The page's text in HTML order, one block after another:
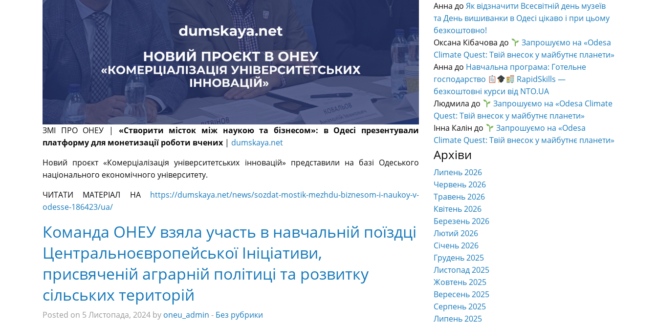
ЗМІ ПРО ОНЕУ | «Створити місток між наукою та бізнесом»: в Одесі презентували
платформу для монетизації роботи вчених | dumskaya.net
Новий проєкт «Комерціалізація університетських інновацій» представили на базі Одеського
національного економічного університету.
ЧИТАТИ МАТЕРІАЛ НА https://dumskaya.net/news/sozdat-mostik-mezhdu-biznesom-i-naukoy-v-
odesse-186423/ua/
Команда ОНЕУ взяла участь в навчальній поїздці
Центральноєвропейської Ініціативи,
присвяченій аграрній політиці та розвитку
сільських територій
Posted on 5 Листопада, 2024 by oneu_admin - Без рубрики
Анна доЯк відзначити Всесвітній день музеїв
та День вишиванки в Одесі цікаво і при цьому
безкоштовно!
Оксана Кібачова до
Запрошуємо на «Odesa
Climate Quest: Твій внесок у майбутнє планети»
Анна до Навчальна програма: Готельне
господарство
RapidSkills —
безкоштовні курси від NTO.UA
Людмила до
Запрошуємо на «Odesa Climate
Quest: Твій внесок у майбутнє планети»
Інна Калін до
Запрошуємо на «Odesa
Climate Quest: Твій внесок у майбутнє планети»
Архіви
Липень 2026
Червень 2026
Травень 2026
Квітень 2026
Березень 2026
Лютий 2026
Січень 2026
Грудень 2025
Листопад 2025
Жовтень 2025
Вересень 2025
Серпень 2025
Липень 2025